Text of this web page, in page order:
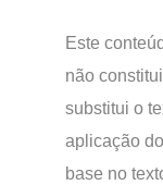
Este
não
substitui o
aplicação
base no